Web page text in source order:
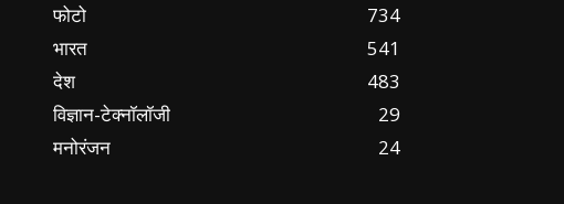
फोटो
734
भारत
541
देश
483
विज्ञान-टेक्नॉलॉजी
29
मनोरंजन
24